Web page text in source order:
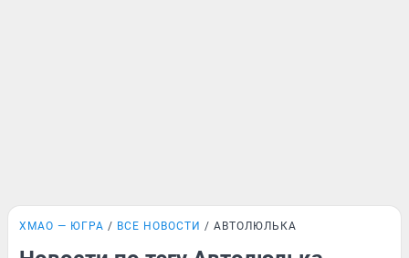
ХМАО — ЮГРА ВСЕ НОВОСТИ АВТОЛЮЛЬКА